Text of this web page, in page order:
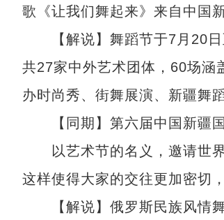
歌《让我们舞起来》来自中国
【解说】舞蹈节于7月20日
共27家中外艺术团体，60场涵
办时尚秀、街舞展演、新疆舞
【同期】第六届中国新疆国
以艺术节的名义，邀请世界
这样使得大家的交往更加密切
【解说】俄罗斯民族风情舞